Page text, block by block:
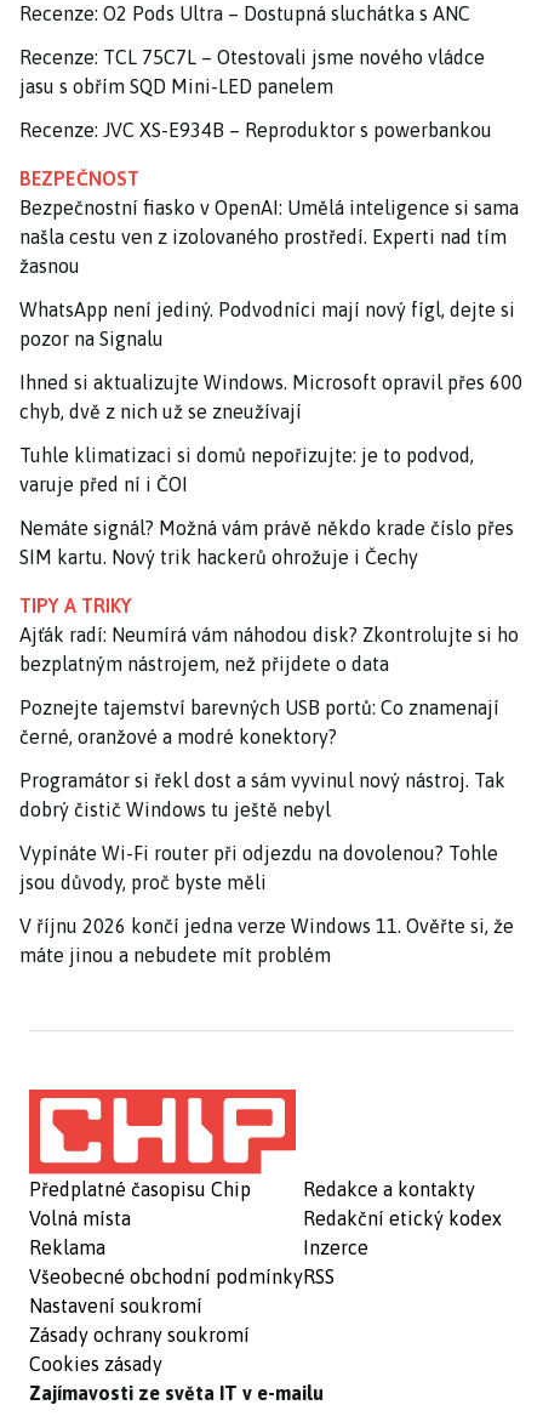
Recenze: O2 Pods Ultra – Dostupná sluchátka s ANC
Recenze: TCL 75C7L – Otestovali jsme nového vládce
jasu s obřím SQD Mini-LED panelem
Recenze: JVC XS-E934B – Reproduktor s powerbankou
BEZPEČNOST
Bezpečnostní fiasko v OpenAI: Umělá inteligence si sama
našla cestu ven z izolovaného prostředí. Experti nad tím
žasnou
WhatsApp není jediný. Podvodníci mají nový fígl, dejte si
pozor na Signalu
Ihned si aktualizujte Windows. Microsoft opravil přes 600
chyb, dvě z nich už se zneužívají
Tuhle klimatizaci si domů nepořizujte: je to podvod,
varuje před ní i ČOI
Nemáte signál? Možná vám právě někdo krade číslo přes
SIM kartu. Nový trik hackerů ohrožuje i Čechy
TIPY A TRIKY
Ajťák radí: Neumírá vám náhodou disk? Zkontrolujte si ho
bezplatným nástrojem, než přijdete o data
Poznejte tajemství barevných USB portů: Co znamenají
černé, oranžové a modré konektory?
Programátor si řekl dost a sám vyvinul nový nástroj. Tak
dobrý čistič Windows tu ještě nebyl
Vypínáte Wi-Fi router při odjezdu na dovolenou? Tohle
jsou důvody, proč byste měli
V říjnu 2026 končí jedna verze Windows 11. Ověřte si, že
máte jinou a nebudete mít problém
Předplatné časopisu Chip
Volná místa
Reklama
Všeobecné obchodní podmínky
Nastavení soukromí
Zásady ochrany soukromí
Cookies zásady
Redakce a kontakty
Redakční etický kodex
Inzerce
RSS
Zajímavosti ze světa IT v e-mailu